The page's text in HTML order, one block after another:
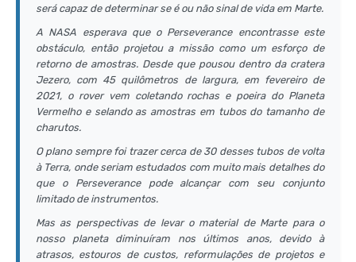
será capaz de determinar se é ou não sinal de vida em Marte.
A NASA esperava que o Perseverance encontrasse este
obstáculo, então projetou a missão como um esforço de
retorno de amostras. Desde que pousou dentro da cratera
Jezero, com 45 quilômetros de largura, em fevereiro de
2021, o rover vem coletando rochas e poeira do Planeta
Vermelho e selando as amostras em tubos do tamanho de
charutos.
O plano sempre foi trazer cerca de 30 desses tubos de volta
à Terra, onde seriam estudados com muito mais detalhes do
que o Perseverance pode alcançar com seu conjunto
limitado de instrumentos.
Mas as perspectivas de levar o material de Marte para o
nosso planeta diminuíram nos últimos anos, devido à
atrasos, estouros de custos, reformulações de projetos e